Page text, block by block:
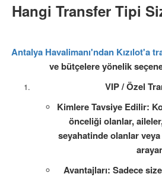
Hangi Transfer Tipi
Antalya Havalimanı'ndan Kızılot'a
ve bütçelere yönelik
VIP / Özel
Kimlere Tavsiye Edilir:
önceliği olanlar,
seyahatinde olanlar
Avantajları: Sadece